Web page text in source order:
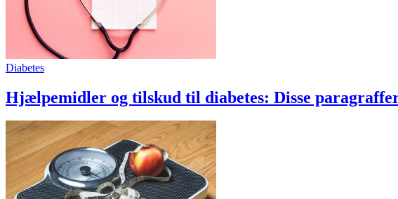
Diabetes
Hjælpemidler og tilskud til diabetes: Disse